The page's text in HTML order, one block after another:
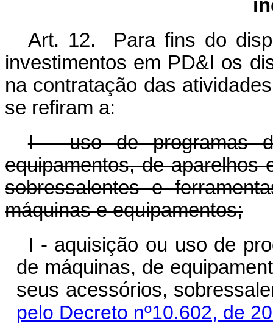
Art. 12. Para fins do
investimentos em PD&I os
na contratação das
se refiram a:
I - uso de programas
equipamentos, de aparelhos
sobressalentes e
máquinas e equipamentos;
I - aquisição ou uso de
de máquinas, de
seus acessórios,
pelo Decreto nº10.602, de